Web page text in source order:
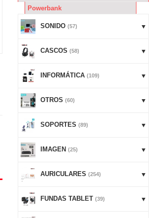
Powerbank
SONIDO (57)
CASCOS (58)
INFORMÁTICA (109)
OTROS (60)
SOPORTES (89)
IMAGEN (25)
AURICULARES (254)
FUNDAS TABLET (39)
Cargador de red USB QC3.0 +
Cable